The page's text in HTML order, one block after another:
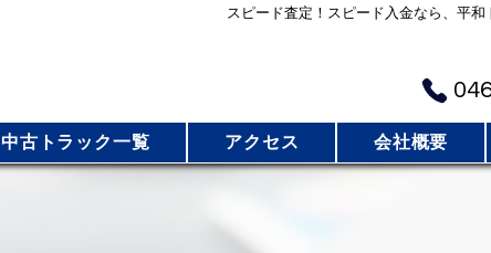
スピード査定！スピード入金なら、平
中古トラック一覧 アクセス 会社概要